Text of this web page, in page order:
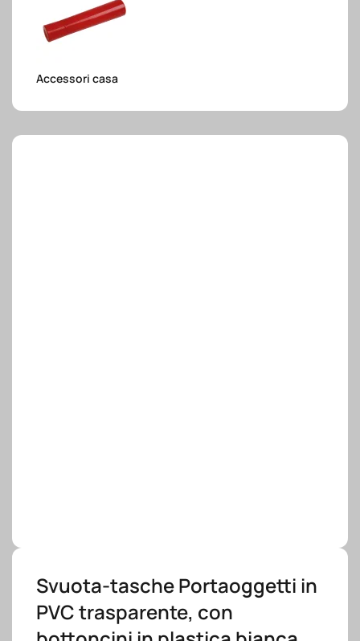
Accessori casa
Svuota-tasche Portaoggetti in
PVC trasparente, con